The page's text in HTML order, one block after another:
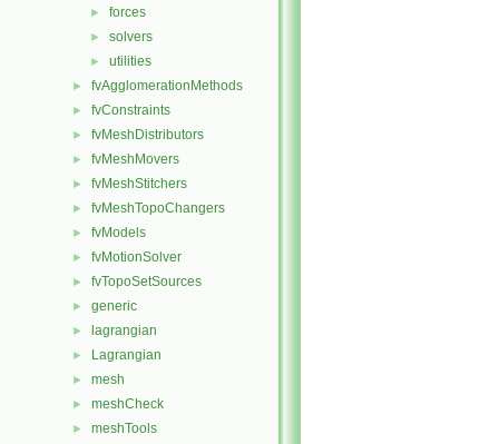
► forces
► solvers
► utilities
► fvAgglomerationMethods
► fvConstraints
► fvMeshDistributors
► fvMeshMovers
► fvMeshStitchers
► fvMeshTopoChangers
► fvModels
► fvMotionSolver
► fvTopoSetSources
► generic
► lagrangian
► Lagrangian
► mesh
► meshCheck
► meshTools